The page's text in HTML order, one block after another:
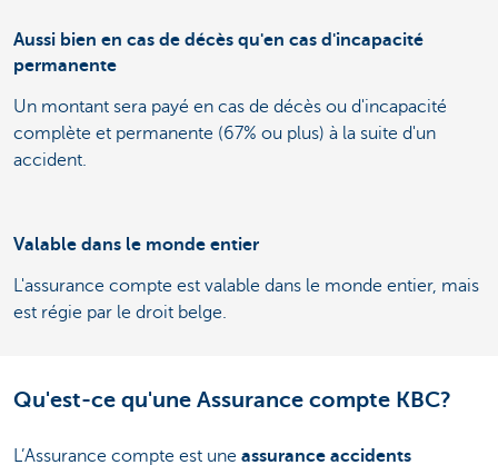
Aussi bien en cas de décès qu'en cas d'incapacité
permanente
Un montant sera payé en cas de décès ou d'incapacité
complète et permanente (67% ou plus) à la suite d'un
accident.
Valable dans le monde entier
L'assurance compte est valable dans le monde entier, mais
est régie par le droit belge.
Qu'est-ce qu'une Assurance compte KBC?
L’Assurance compte est une assurance accidents